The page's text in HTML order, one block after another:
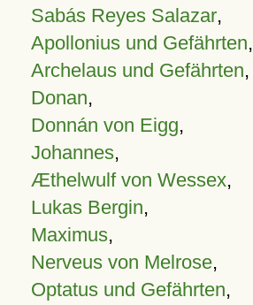
Sabás Reyes Salazar,
Apollonius und Gefährten,
Archelaus und Gefährten,
Donan,
Donnán von Eigg,
Johannes,
Æthelwulf von Wessex,
Lukas Bergin,
Maximus,
Nerveus von Melrose,
Optatus und Gefährten,